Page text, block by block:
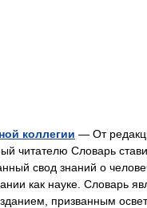
коллегии — От
читателю Словарь
свод знаний о
как науке. Словарь
призванным